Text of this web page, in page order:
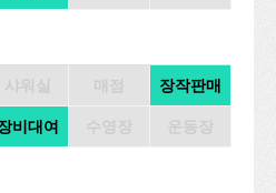
장작판매
비대여